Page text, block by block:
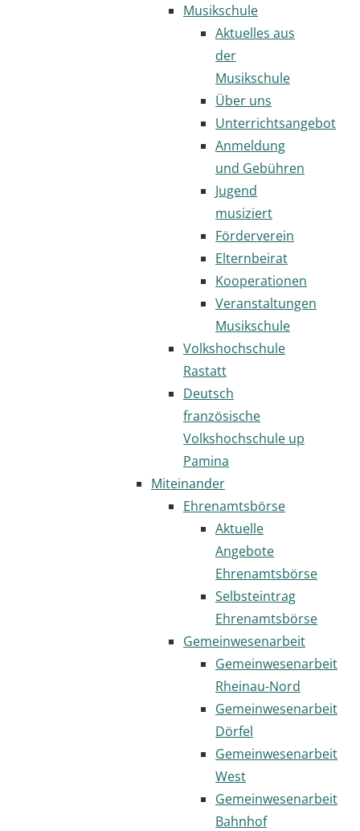
Musikschule
Aktuelles aus
der
Musikschule
Über uns
Unterrichtsangebot
Anmeldung
und Gebühren
Jugend
musiziert
Förderverein
Elternbeirat
Kooperationen
Veranstaltungen
Musikschule
Volkshochschule
Rastatt
Deutsch
französische
Volkshochschule up
Pamina
Miteinander
Ehrenamtsbörse
Aktuelle
Angebote
Ehrenamtsbörse
Selbsteintrag
Ehrenamtsbörse
Gemeinwesenarbeit
Gemeinwesenarbeit
Rheinau-Nord
Gemeinwesenarbeit
Dörfel
Gemeinwesenarbeit
West
Gemeinwesenarbeit
Bahnhof